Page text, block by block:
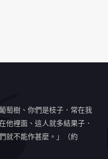
萄樹、你們是枝子．常在我
他裡面、這人就多結果子．
就不能作甚麼。」（約